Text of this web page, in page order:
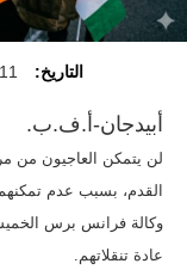
التاريخ: 11 يونيو 2026
أبيدجان-أ.ف.ب.
القدم، بسبب عدم
وكالة فرانس برس
عادة تنقلاتهم.